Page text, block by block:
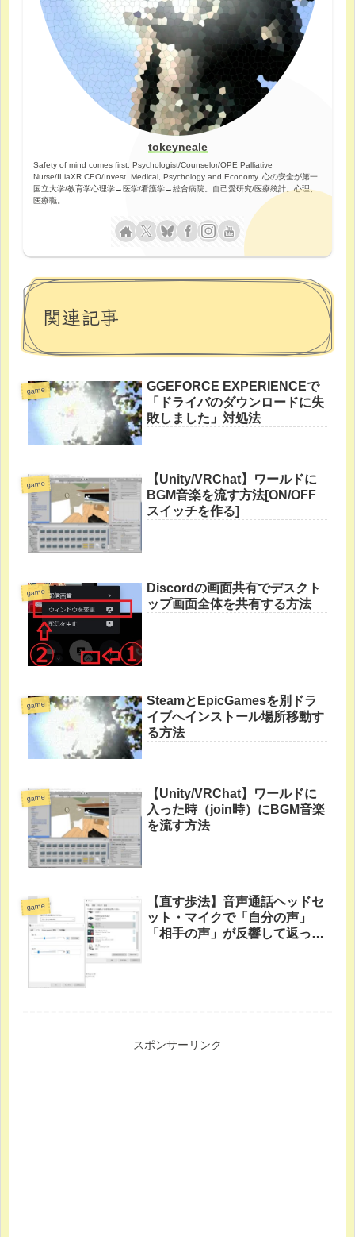
tokeyneale
Safety of mind comes first. Psychologist/Counselor/OPE Palliative
Nurse/ILiaXR CEO/Invest. Medical, Psychology and Economy. 心の安全が第一.
国立大学/教育学心理学→医学/看護学→総合病院。自己愛研究/医療統計。心理、
医療職。
関連記事
game
GGEFORCE EXPERIENCEで
「ドライバのダウンロードに失
敗しました」対処法
game
【Unity/VRChat】ワールドに
BGM音楽を流す方法[ON/OFF
スイッチを作る]
game
Discordの画面共有でデスクト
ップ画面全体を共有する方法
game
SteamとEpicGamesを別ドラ
イブへインストール場所移動す
る方法
game
【Unity/VRChat】ワールドに
入った時（join時）にBGM音楽
を流す方法
game
【直す歩法】音声通話ヘッドセ
ット・マイクで「自分の声」
「相手の声」が反響して返って
スポンサーリンク